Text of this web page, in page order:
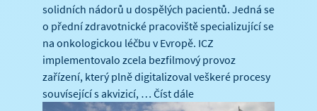
solidních nádorů u dospělých pacientů. Jedná se
o přední zdravotnické pracoviště specializující se
na onkologickou léčbu v Evropě. ICZ
implementovalo zcela bezfilmový provoz
zařízení, který plně digitalizoval veškeré procesy
souvísející s akvizicí, … Číst dále